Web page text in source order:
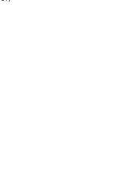
під формат заходу;
артистів і
свята.